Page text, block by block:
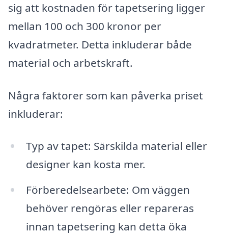
sig att kostnaden för tapetsering ligger
mellan 100 och 300 kronor per
kvadratmeter. Detta inkluderar både
material och arbetskraft.
Några faktorer som kan påverka priset
inkluderar:
Typ av tapet: Särskilda material eller
designer kan kosta mer.
Förberedelsearbete: Om väggen
behöver rengöras eller repareras
innan tapetsering kan detta öka